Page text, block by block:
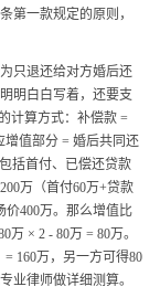
第一款规定的原则，
只退还给对方婚后还
明白白写着，还要支
计算方式：补偿款 =
增值部分 = 婚后共同还
括首付、已偿还贷款
万（首付60万+贷款
价400万。那么增值比
× 2 - 80万 = 80万。
160万，另一方可得80
业律师做详细测算。